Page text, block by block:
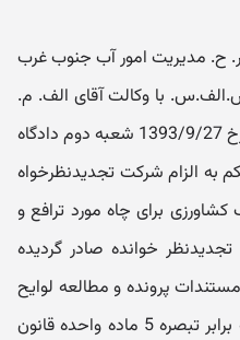
ح. مدیریت امور آب جنوب غرب
با وکالت آقای الف. م.
نسبت به دادنامه شماره 1276 مورخ 1393/9/27 شعبه دوم دادگاه
الزام شرکت تجدیدنظرخواه
کشاورزی برای چاه مورد ترافع و
خوانده صادر گردیده
پرونده و مطالعه لوایح
ابرازی از ناحیه طرفین نظر به اینکه برابر تبصره 5 ماده واحده قانون